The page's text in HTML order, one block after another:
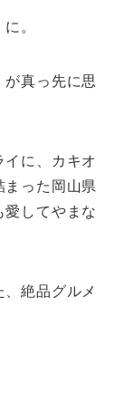
。
真っ先に思
に、カキオ
まった岡山県
愛してやまな
絶品グルメ